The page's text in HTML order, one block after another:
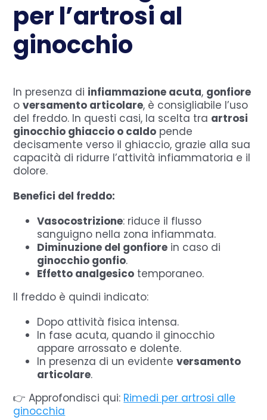
per l’artrosi al
ginocchio
In presenza di infiammazione acuta, gonfiore
oversamento articolare, è consigliabile l’uso
del freddo. In questi casi, la scelta tra artrosi
ginocchio ghiaccio o caldo pende
decisamente verso il ghiaccio, grazie alla sua
capacità di ridurre l’attività infiammatoria e il
dolore.
Benefici del freddo:
Vasocostrizione: riduce il flusso
sanguigno nella zona infiammata.
Diminuzione del gonfiore in caso di
ginocchio gonfio.
Effetto analgesico temporaneo.
Il freddo è quindi indicato:
Dopo attività fisica intensa.
In fase acuta, quando il ginocchio
appare arrossato e dolente.
In presenza di un evidenteversamento
articolare.
👉 Approfondisci qui: Rimedi per artrosi alle
ginocchia